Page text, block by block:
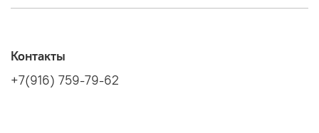
Контакты
+7(916) 759-79-62